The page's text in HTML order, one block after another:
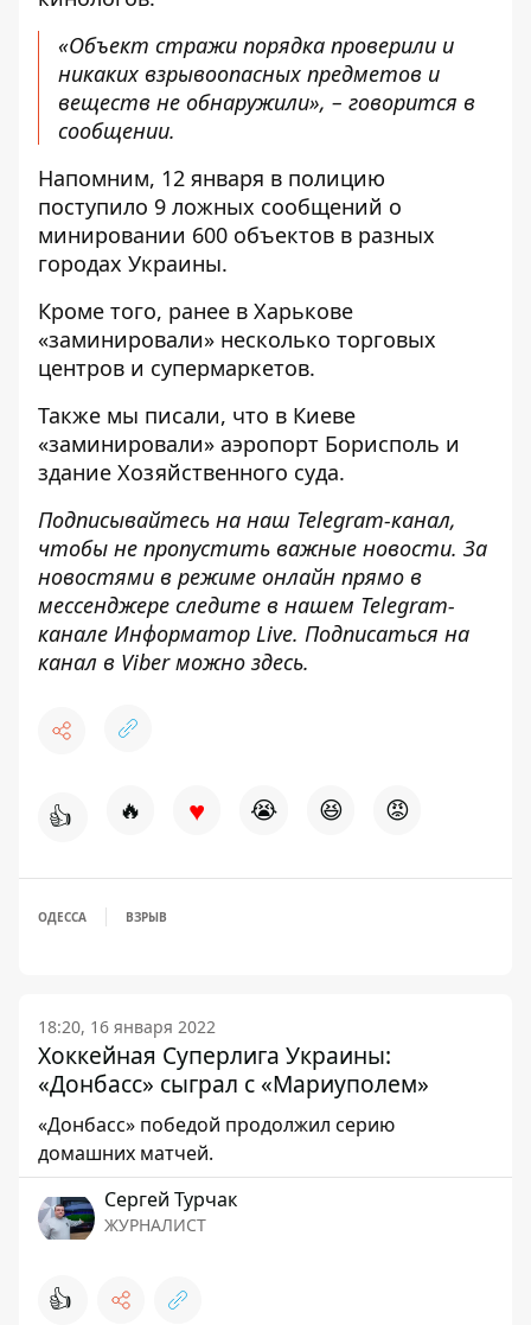
«Объект стражи порядка проверили и
никаких взрывоопасных предметов и
веществ не обнаружили», – говорится в
сообщении.
Напомним, 12 января в полицию
поступило 9 ложных сообщений о
минировании 600 объектов в разных
городах Украины.
Кроме того, ранее в Харькове
«заминировали» несколько торговых
центров и супермаркетов.
Также мы писали, что в Киеве
«заминировали» аэропорт Борисполь и
здание Хозяйственного суда.
Подписывайтесь на наш Telegram-канал,
чтобы не пропустить важные новости. За
новостями в режиме онлайн прямо в
мессенджере следите в нашем Telegram-
канале Информатор Live. Подписаться на
канал в Viber можно здесь.
👍 🔥 ♥ 😭 😆 😡
ОДЕССА ВЗРЫВ
18:20, 16 января 2022
Хоккейная Суперлига Украины:
«Донбасс» сыграл с «Мариуполем»
«Донбасс» победой продолжил серию
домашних матчей.
Сергей Турчак
ЖУРНАЛИСТ
👍